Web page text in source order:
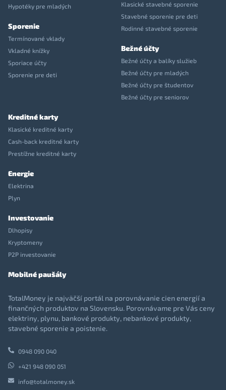
Hypotéky pre mladých
Sporenie
Termínované vklady
Vkladné knížky
Sporiace účty
Sporenie pre deti
Klasické stavebné sporenie
Stavebné sporenie pre deti
Rodinné stavebné sporenie
Bežné účty
Bežné účty a balíky služieb
Bežné účty pre mladých
Bežné účty pre študentov
Bežné účty pre seniorov
Kreditné karty
Klasické kreditné karty
Cash-back kreditné karty
Prestížne kreditné karty
Energie
Elektrina
Plyn
Investovanie
Dlhopisy
Kryptomeny
P2P investovanie
Mobilné paušály
TotalMoney je najväčší portál na porovnávanie cien energií a
finančných produktov na Slovensku. Porovnávame pre Vás ceny
elektriny, plynu, bankové produkty, nebankové produkty,
stavebné sporenie a poistenie.
0948 090 040
+421 948 090 051
info@totalmoney.sk